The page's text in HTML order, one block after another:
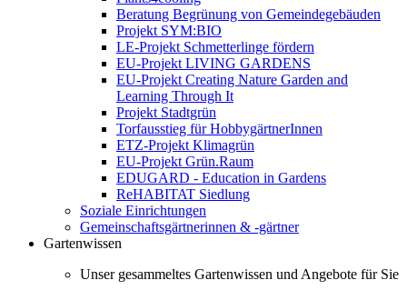
Beratung Begrünung von Gemeindegebäuden
Projekt SYM:BIO
LE-Projekt Schmetterlinge fördern
EU-Projekt LIVING GARDENS
EU-Projekt Creating Nature Garden and
Learning Through It
Projekt Stadtgrün
Torfausstieg für HobbygärtnerInnen
ETZ-Projekt Klimagrün
EU-Projekt Grün.Raum
EDUGARD - Education in Gardens
ReHABITAT Siedlung
Soziale Einrichtungen
Gemeinschaftsgärtnerinnen & -gärtner
Gartenwissen
Unser gesammeltes Gartenwissen und Angebote für Sie